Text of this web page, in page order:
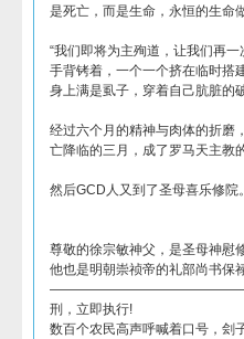
是死亡，而是生命，永恒的生命
“我们即将为主殉道，让我们再
手背铐着，一个一个挤在临时搭
身上满是虱子，穿着自己肮脏的
经过六个月的精神与肉体的折磨
亡降临的三月，成了罗马天主教
然后GCD人又到了圣母喜乐修
尊敬的徐宗敏神父，是圣母神
他也是明朝崇祯帝的礼部尚书保
刑，立即执行!
数百个农民高声呼喊着口号，刽